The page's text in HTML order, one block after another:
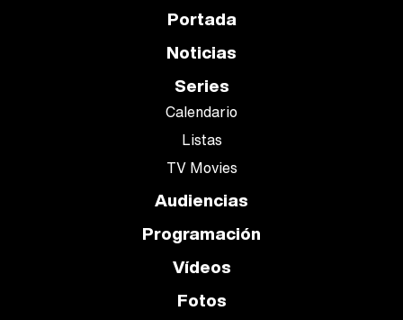
Portada
Noticias
Series
Calendario
Listas
TV Movies
Audiencias
Programación
Vídeos
Fotos